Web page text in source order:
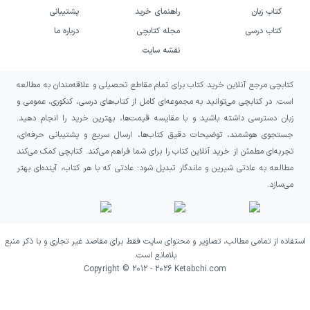
از انتشارات خیلی سبز به چه کسانی
پیشنهاد می‌شود؟
برای دانش‌آموزانی سال دهم رشتهعلوم تجربیکه
به دنبال پاسخ سؤالات کتب درسی و یا نمونه
امتحانات تشریحی هستند، مناسب است. هدف
این کتاب تکمیل یادگیری و آمادگی برای امتحانات
تشریحی هم‌سطح امتحانات نهایی است و شامل
تست نمی‌شود.
کتاب زبان
کتاب درسی
راهنمای خرید
مجله کتابچی
نقشه سایت
پشتیبانی
درباره ما
کتابچی مرجع آنلاین خرید کتاب برای تمام مقاطع تحصیلی و علاقه‌مندان به مطالعه
است. در کتابچی می‌توانید به مجموعه‌ای کامل از کتاب‌های درسی، کنکوری، عمومی و
زبان دسترسی داشته باشید و با مقایسه قیمت‌ها، بهترین خرید را انجام دهید.
جستجوی هوشمند، توضیحات دقیق کتاب‌ها، ارسال سریع و پشتیبانی حرفه‌ای،
تجربه‌ای مطمئن از خرید آنلاین کتاب را برای شما فراهم می‌کند. کتابچی کمک می‌کند
مطالعه به عادتی شیرین و ماندگار تبدیل شود؛ عادتی که با هر کتاب، آینده‌ای بهتر
می‌سازد.
استفاده از تمامی مطالب، تصاویر و محتوای سایت فقط برای مقاصد غیر تجاری و با ذکر منبع
بلامانع است.
Copyright © 2012 - 2026 Ketabchi.com